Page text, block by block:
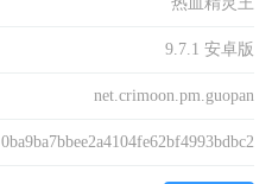
9.7.1 安卓版
net.crimoon.pm.guopan
0ba9ba7bbee2a4104fe62bf4993bdbc2